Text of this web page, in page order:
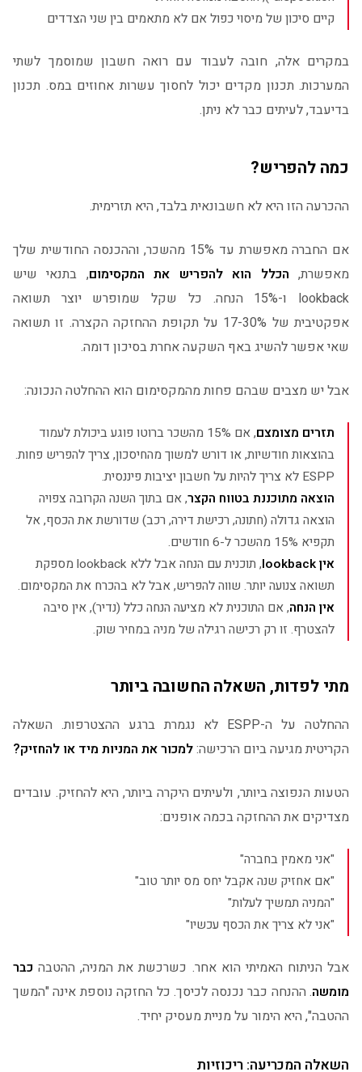
קיים סיכון של מיסוי כפול אם לא מתאמים בין שני הצדדים
במקרים אלה, חובה לעבוד עם רואה חשבון שמוסמך לשתי
המערכות. תכנון מקדים יכול לחסוך עשרות אחוזים במס. תכנון
בדיעבד, לעיתים כבר לא ניתן.
כמה להפריש?
ההכרעה הזו היא לא חשבונאית בלבד, היא תזרימית.
אם החברה מאפשרת עד 15% מהשכר, וההכנסה החודשית שלך
מאפשרת, הכלל הוא להפריש את המקסימום, בתנאי שיש
lookback ו-15% הנחה. כל שקל שמופרש יוצר תשואה
אפקטיבית של 17-30% על תקופת ההחזקה הקצרה. זו תשואה
שאי אפשר להשיג באף השקעה אחרת בסיכון דומה.
אבל יש מצבים שבהם פחות מהמקסימום הוא ההחלטה הנכונה:
תזרים מצומצם
, אם 15% מהשכר ברוטו פוגע ביכולת לעמוד
בהוצאות חודשיות, או דורש למשוך מהחיסכון, צריך להפריש פחות.
ESPP לא צריך להיות על חשבון יציבות פיננסית.
הוצאה מתוכננת בטווח הקצר, אם בתוך השנה הקרובה צפויה
הוצאה גדולה (חתונה, רכישת דירה, רכב) שדורשת את הכסף, אל
תקפיא 15% מהשכר ל-6 חודשים.
אין lookback
, תוכנית עם הנחה אבל ללא lookback מספקת
תשואה צנועה יותר. שווה להפריש, אבל לא בהכרח את המקסימום.
אין הנחה, אם התוכנית לא מציעה הנחה כלל (נדיר), אין סיבה
להצטרף. זו רק רכישה רגילה של מניה במחיר שוק.
מתי לפדות, השאלה החשובה ביותר
ההחלטה על ה-ESPP לא נגמרת ברגע ההצטרפות. השאלה
הקריטית מגיעה ביום הרכישה:למכור את המניות מיד או להחזיק?
הטעות הנפוצה ביותר, ולעיתים היקרה ביותר, היא להחזיק. עובדים
מצדיקים את ההחזקה בכמה אופנים:
"אני מאמין בחברה"
"אם אחזיק שנה אקבל יחס מס יותר טוב"
"המניה תמשיך לעלות"
"אני לא צריך את הכסף עכשיו"
אבל הניתוח האמיתי הוא אחר. כשרכשת את המניה, ההטבה כבר
מומשה. ההנחה כבר נכנסה לכיסך. כל החזקה נוספת אינה "המשך
ההטבה", היא הימור על מניית מעסיק יחיד.
השאלה המכריעה: ריכוזיות